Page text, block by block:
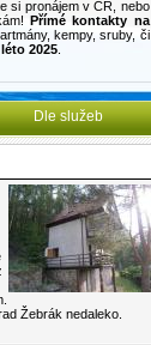
si pronájem v ČR, nebo
Přímé kontakty na
,kempy,sruby, či
2025.
Dle služeb
Žebrák nedaleko.